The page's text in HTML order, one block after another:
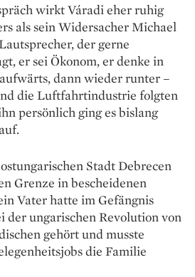
wirkt Váradi eher ruhig
als sein Widersacher Michael
der gerne
er sei Ökonom, er denke in
dann wieder runter –
die Luftfahrtindustrie folgten
persönlich ging es bislang
Stadt Debrecen
Grenze in bescheidenen
Vater hatte im Gefängnis
der ungarischen Revolution von
gehört und musste
die Familie